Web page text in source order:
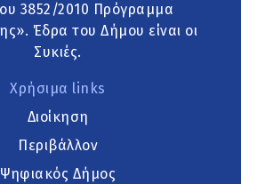
3852/2010 Πρόγραμμα
Έδρα του Δήμου είναι οι
Συκιές.
Χρήσιμα links
Διοίκηση
Περιβάλλον
Ψηφιακός Δήμος